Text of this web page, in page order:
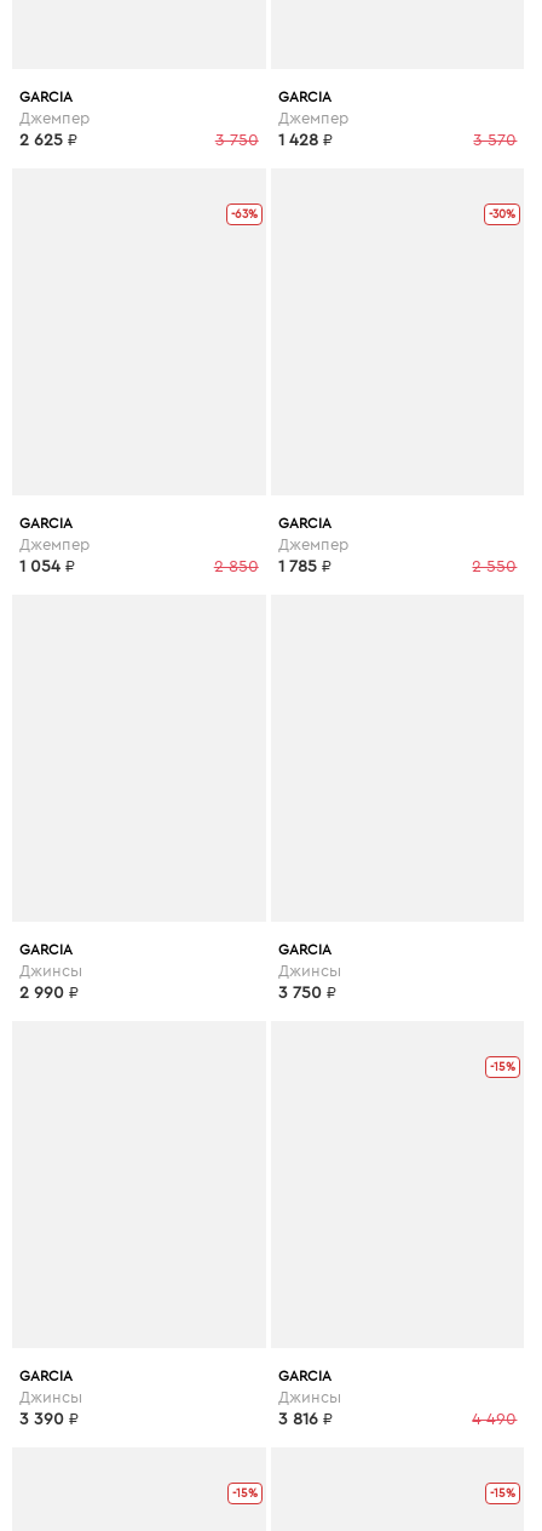
GARCIA
Джемпер
3 750
2 625 ₽
GARCIA
Джемпер
3 570
1 428 ₽
-63%
GARCIA
Джемпер
2 850
1 054 ₽
-30%
GARCIA
Джемпер
2 550
1 785 ₽
GARCIA
Джинсы
2 990 ₽
GARCIA
Джинсы
3 750 ₽
GARCIA
Джинсы
3 390 ₽
-15%
GARCIA
Джинсы
4 490
3 816 ₽
-15% -15%